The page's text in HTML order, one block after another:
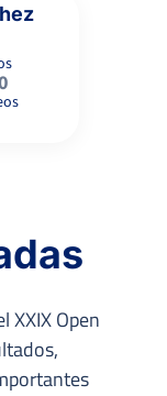
XXIX Open